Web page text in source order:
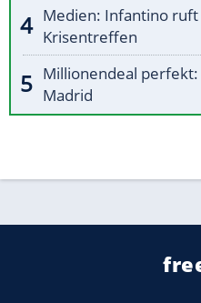
Medien: Infantino
Krisentreffen
Millionendeal
Madrid